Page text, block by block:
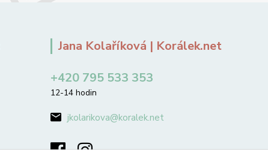
Jana Kolaříková | Korálek.net
+420 795 533 353
12-14 hodin
jkolarikova@koralek.net